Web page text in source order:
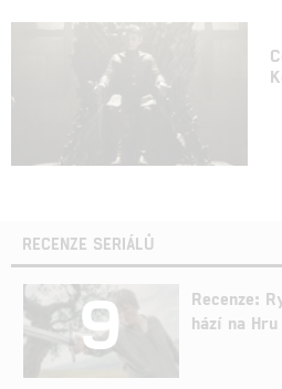
RECENZE SERIÁLŮ
9
Recenze:
hází na